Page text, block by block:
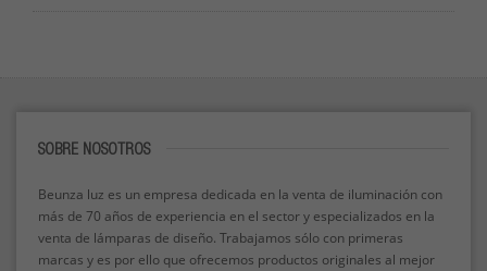
SOBRE NOSOTROS
Beunza luz es un empresa dedicada en la venta de iluminación con
más de 70 años de experiencia en el sector y especializados en la
venta de lámparas de diseño. Trabajamos sólo con primeras
marcas y es por ello que ofrecemos productos originales al mejor